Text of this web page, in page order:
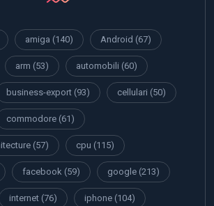
amiga (140) Android (67)
arm (53) automobili (60)
business-export (93) cellulari (50)
commodore (61)
(57) cpu (115)
facebook (59) google (213)
internet (76) iphone (104)